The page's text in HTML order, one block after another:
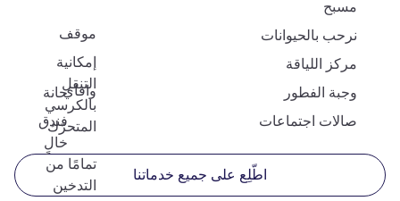
مسبح
موقف
نرحب بالحيوانات
إمكانية
التنقل
بالكرسي
المتحرّك
مركز اللياقة
وافاي
وجبة الفطور
حانة
صالات اجتماعات
فندق
خالٍ
تمامًا من
التدخين
اطّلِع على جميع خدماتنا